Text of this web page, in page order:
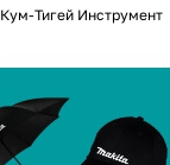
Кум-Тигей Инструмент